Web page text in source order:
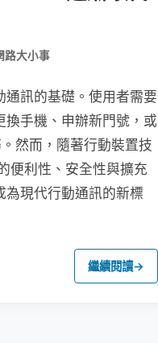
路大小事
訊的基礎。使用者需要
手機、申辦新門號，或
然而，隨著行動裝置技
便利性、安全性與擴充
為現代行動通訊的新標
繼續閱讀→